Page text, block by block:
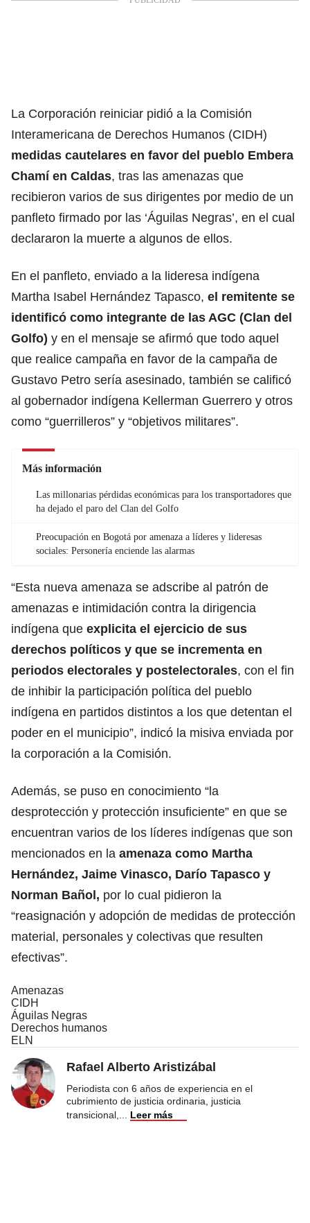
La Corporación reiniciar pidió a la Comisión
Interamericana de Derechos Humanos (CIDH)
medidas cautelares en favor del pueblo Embera
Chamí en Caldas, tras las amenazas que
recibieron varios de sus dirigentes por medio de un
panfleto firmado por las ‘Águilas Negras’, en el cual
declararon la muerte a algunos de ellos.
En el panfleto, enviado a la lideresa indígena
Martha Isabel Hernández Tapasco, el remitente se
identificó como integrante de las AGC (Clan del
Golfo) y en el mensaje se afirmó que todo aquel
que realice campaña en favor de la campaña de
Gustavo Petro sería asesinado, también se calificó
al gobernador indígena Kellerman Guerrero y otros
como “guerrilleros” y “objetivos militares”.
Más información
Las millonarias pérdidas económicas para los transportadores que
ha dejado el paro del Clan del Golfo
Preocupación en Bogotá por amenaza a líderes y lideresas
sociales: Personería enciende las alarmas
“Esta nueva amenaza se adscribe al patrón de
amenazas e intimidación contra la dirigencia
indígena que explicita el ejercicio de sus
derechos políticos y que se incrementa en
periodos electorales y postelectorales, con el fin
de inhibir la participación política del pueblo
indígena en partidos distintos a los que detentan el
poder en el municipio”, indicó la misiva enviada por
la corporación a la Comisión.
Además, se puso en conocimiento “la
desprotección y protección insuficiente” en que se
encuentran varios de los líderes indígenas que son
mencionados en la amenaza como Martha
Hernández, Jaime Vinasco, Darío Tapasco y
Norman Bañol, por lo cual pidieron la
“reasignación y adopción de medidas de protección
material, personales y colectivas que resulten
efectivas”.
Amenazas
CIDH
Águilas Negras
Derechos humanos
ELN
Rafael Alberto Aristizábal
Periodista con 6 años de experiencia en el
cubrimiento de justicia ordinaria, justicia
transicional,
Leer más